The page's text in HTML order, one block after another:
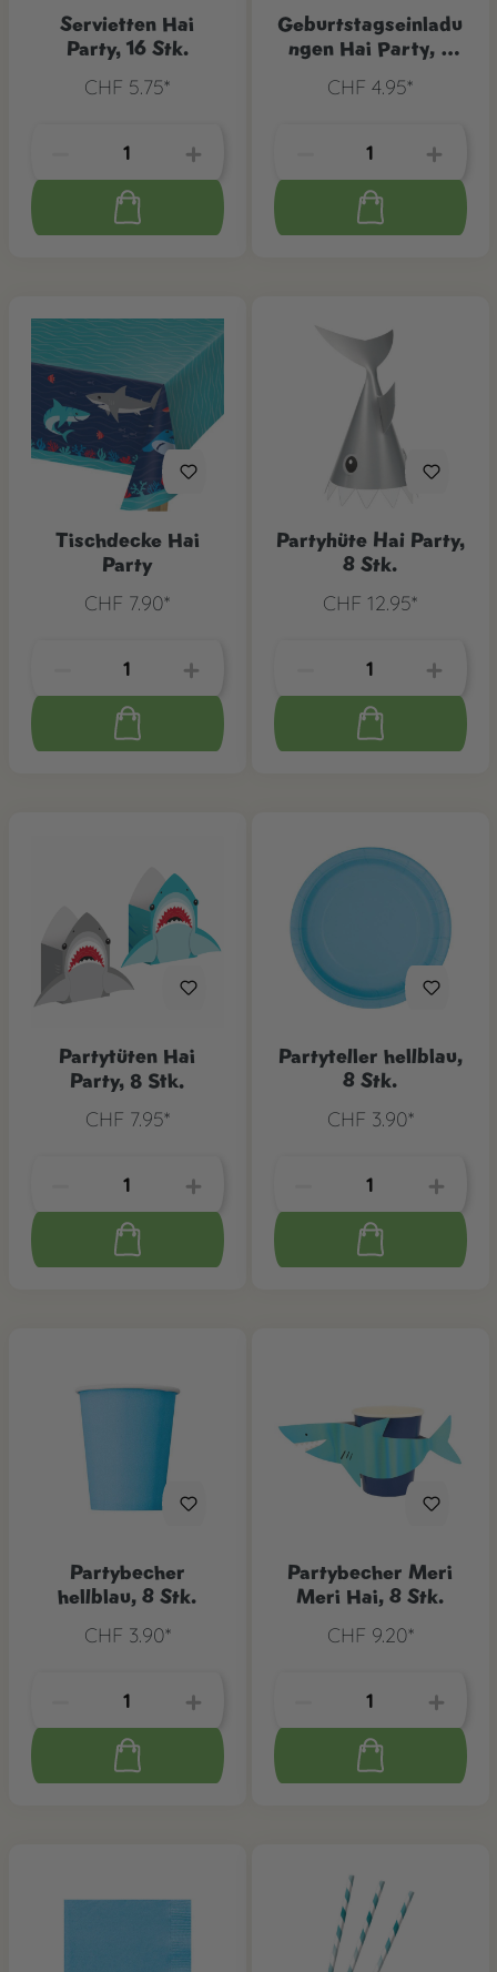
Servietten Hai
Party, 16 Stk.
CHF 5.75*
Geburtstagseinladu
ngen Hai Party, 6
CHF 4.95*
Tischdecke Hai
Party
CHF 7.90*
Partyhüte Hai Party,
8 Stk.
CHF 12.95*
Partytüten Hai
Party, 8 Stk.
CHF 7.95*
Partyteller hellblau,
8 Stk.
CHF 3.90*
Partybecher
hellblau, 8 Stk.
CHF 3.90*
Partybecher Meri
Meri Hai, 8 Stk.
CHF 9.20*